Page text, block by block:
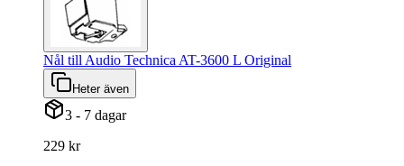
Nål till Audio Technica AT-3600 L Original
Heter även
3 - 7 dagar
229 kr